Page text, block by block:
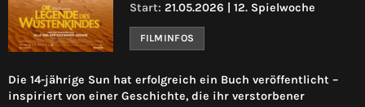
Start: 21.05.2026 | 12. Spielwoche
FILMINFOS
Die 14-jährige Sun hat erfolgreich ein Buch veröffentlicht –
inspiriert von einer Geschichte, die ihr verstorbener